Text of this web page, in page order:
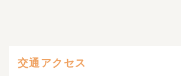
交通アクセス